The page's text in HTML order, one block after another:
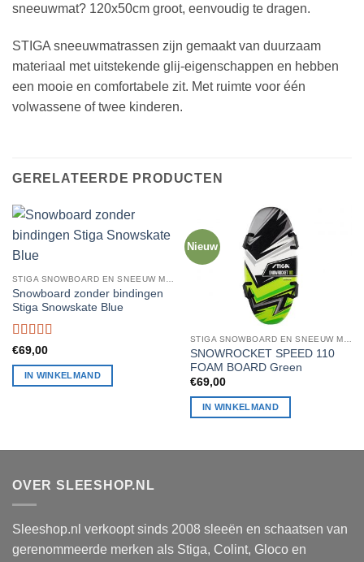
sneeuwmat? 120x50cm groot, eenvoudig te dragen.
STIGA sneeuwmatrassen zijn gemaakt van duurzaam
materiaal met uitstekende glij-eigenschappen en hebben
een mooie en comfortabele zit. Met ruimte voor één
volwassene of twee kinderen.
GERELATEERDE PRODUCTEN
Snowboard zonder bindingen
Stiga Snowskate Blue
Beoordeling
4uit 5
€69,00
IN WINKELMAND
Nieuw
SNOWROCKET SPEED 110
FOAM BOARD Green
€69,00
IN WINKELMAND
OVER SLEESHOP.NL
Sleeshop.nl verkoopt sinds 2008 sleeën en schaatsen van
gerenommeerde merken als Stiga, Colint, Gloco en